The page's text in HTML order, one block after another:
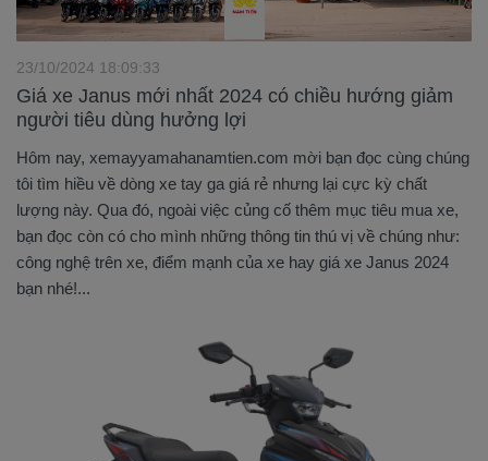
Giá xe Janus mới nhất 2024 có chiều hướng giảm
người tiêu dùng hưởng lợi
23/10/2024 18:09:33
Hôm nay, xemayyamahanamtien.com mời bạn đọc cùng chúng
tôi tìm hiều về dòng xe tay ga giá rẻ nhưng lại cực kỳ chất
lượng này. Qua đó, ngoài việc củng cố thêm mục tiêu mua xe,
bạn đọc còn có cho mình những thông tin thú vị về chúng như:
công nghệ trên xe, điểm mạnh của xe hay giá xe Janus 2024
bạn nhé!...